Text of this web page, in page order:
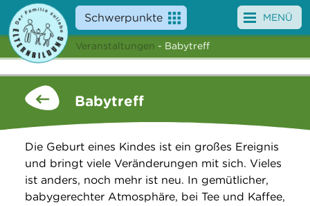
Schwerpunkte
Angebote
Veranstaltungen
Service
Über uns
MENÜ
Veranstaltungen - Babytreff
Babytreff
Die Geburt eines Kindes ist ein großes Ereignis
und bringt viele Veränderungen mit sich. Vieles
ist anders, noch mehr ist neu. In gemütlicher,
babygerechter Atmosphäre, bei Tee und Kaffee,